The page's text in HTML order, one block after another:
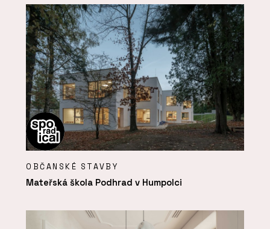
OBČANSKÉ STAVBY
Mateřská škola Podhrad v Humpolci